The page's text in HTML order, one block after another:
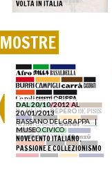
VOLTA IN ITALIA
MOSTRE
DAL 20/10/2012 AL
20/01/2013
BASSANO DEL GRAPPA |
MUSEO CIVICO
NOVECENTO ITALIANO.
PASSIONE E COLLEZIONISMO